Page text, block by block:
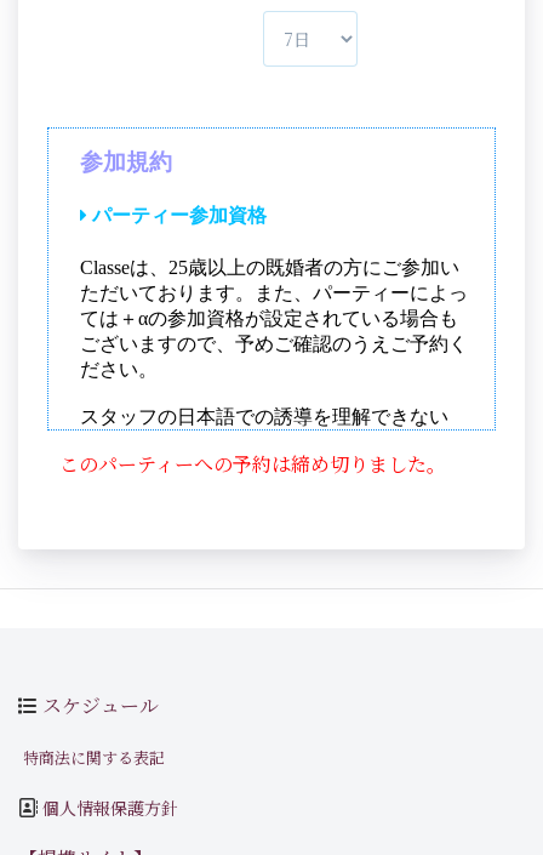
このパーティーへの予約は締め切りました。
スケジュール
特商法に関する表記
個人情報保護方針